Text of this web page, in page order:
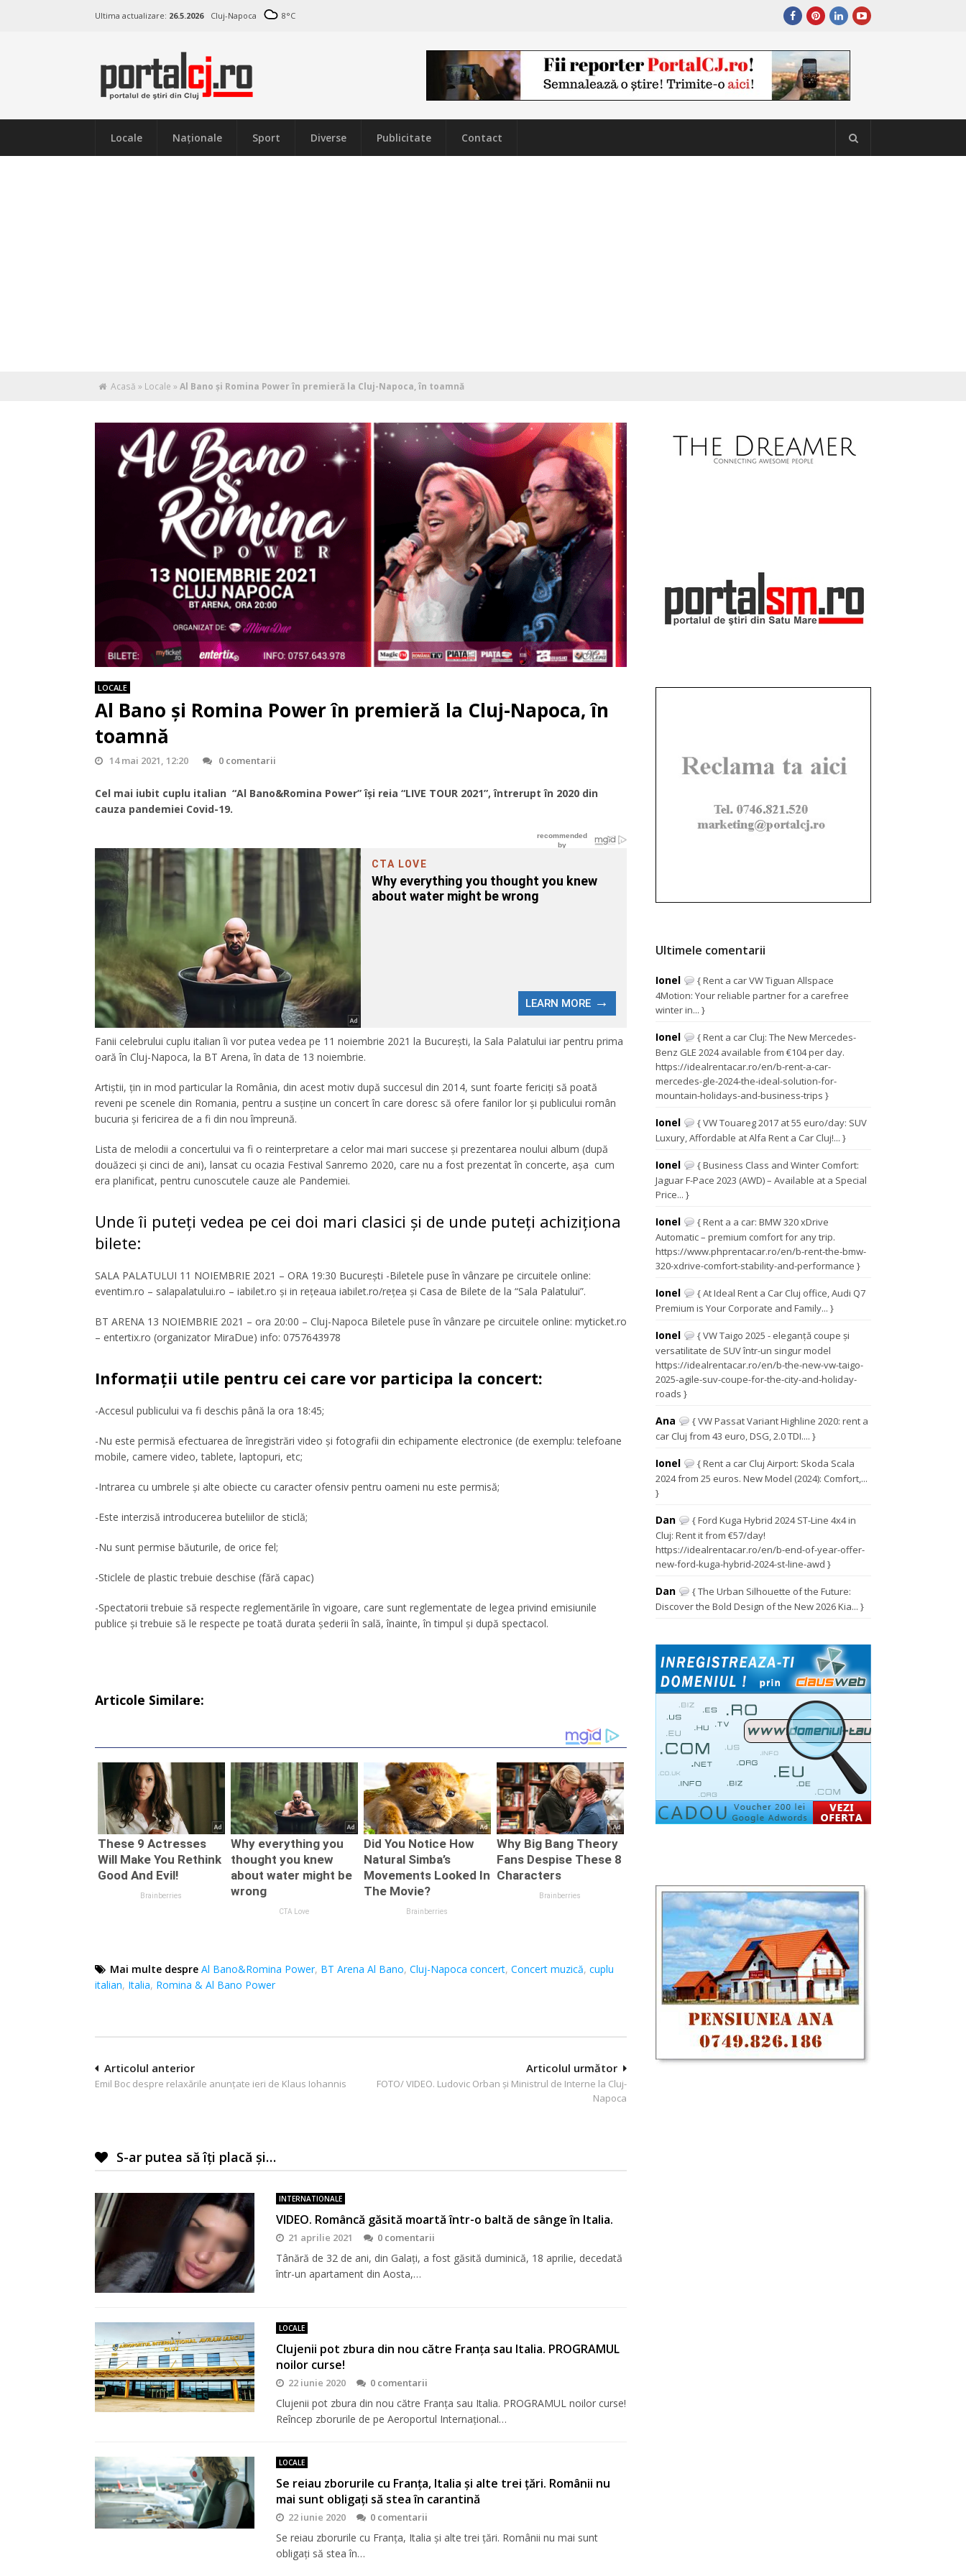
Ultima actualizare: 26.5.2026 Cluj-Napoca 8°C
Locale Naţionale Sport Diverse Publicitate Contact
Acasă » Locale »Al Bano și Romina Power în premieră la Cluj-Napoca, în toamnă
LOCALE
Al Bano și Romina Power în premieră la Cluj-Napoca, în
toamnă
14 mai 2021, 12:20 0 comentarii
Cel mai iubit cuplu italian “Al Bano&Romina Power” își reia “LIVE TOUR 2021”, întrerupt în 2020 din
cauza pandemiei Covid-19.
Fanii celebrului cuplu italian îi vor putea vedea pe 11 noiembrie 2021 la București, la Sala Palatului iar pentru prima
oară în Cluj-Napoca, la BT Arena, în data de 13 noiembrie.
Artiștii, țin in mod particular la România, din acest motiv după succesul din 2014, sunt foarte fericiți să poată
reveni pe scenele din Romania, pentru a susține un concert în care doresc să ofere fanilor lor și publicului român
bucuria și fericirea de a fi din nou împreună.
Lista de melodii a concertului va fi o reinterpretare a celor mai mari succese și prezentarea noului album (după
douăzeci și cinci de ani), lansat cu ocazia Festival Sanremo 2020, care nu a fost prezentat în concerte, așa cum
era planificat, pentru cunoscutele cauze ale Pandemiei.
Unde îi puteți vedea pe cei doi mari clasici și de unde puteți achiziționa
bilete:
SALA PALATULUI 11 NOIEMBRIE 2021 – ORA 19:30 București -Biletele puse în vânzare pe circuitele online:
eventim.ro – salapalatului.ro – iabilet.ro și in rețeaua iabilet.ro/rețea și Casa de Bilete de la “Sala Palatului”.
BT ARENA 13 NOIEMBRIE 2021 – ora 20:00 – Cluj-Napoca Biletele puse în vânzare pe circuitele online: myticket.ro
– entertix.ro (organizator MiraDue) info: 0757643978
Informații utile pentru cei care vor participa la concert:
-Accesul publicului va fi deschis până la ora 18:45;
-Nu este permisă efectuarea de înregistrări video și fotografii din echipamente electronice (de exemplu: telefoane
mobile, camere video, tablete, laptopuri, etc;
-Intrarea cu umbrele și alte obiecte cu caracter ofensiv pentru oameni nu este permisă;
-Este interzisă introducerea buteliilor de sticlă;
-Nu sunt permise băuturile, de orice fel;
-Sticlele de plastic trebuie deschise (fără capac)
-Spectatorii trebuie să respecte reglementările în vigoare, care sunt reglementate de legea privind emisiunile
publice și trebuie să le respecte pe toată durata șederii în sală, înainte, în timpul și după spectacol.
Articole Similare:
Mai multe despre Al Bano&Romina Power, BT Arena Al Bano, Cluj-Napoca concert, Concert muzică, cuplu
italian, Italia, Romina & Al Bano Power
Navigare
în
Articolul următor
FOTO/ VIDEO. Ludovic Orban și Ministrul de Interne la Cluj-
Napoca
Articolul anterior
Emil Boc despre relaxările anunțate ieri de Klaus Iohannis
S-ar putea să îți placă și…
INTERNATIONALE
VIDEO. Româncă găsită moartă într-o baltă de sânge în Italia.
21 aprilie 2021 0 comentarii
Tânără de 32 de ani, din Galați, a fost găsită duminică, 18 aprilie, decedată
într-un apartament din Aosta,…
LOCALE
Clujenii pot zbura din nou către Franța sau Italia. PROGRAMUL
noilor curse!
22 iunie 2020 0 comentarii
Clujenii pot zbura din nou către Franța sau Italia. PROGRAMUL noilor curse!
Reîncep zborurile de pe Aeroportul Internațional…
LOCALE
Se reiau zborurile cu Franța, Italia și alte trei țări. Românii nu
mai sunt obligați să stea în carantină
22 iunie 2020 0 comentarii
Se reiau zborurile cu Franța, Italia și alte trei țări. Românii nu mai sunt
obligați să stea în…
Ultimele comentarii
Ionel
{ Rent a car VW Tiguan Allspace
4Motion: Your reliable partner for a carefree
winter in... }
Ionel
{ Rent a car Cluj: The New Mercedes-
Benz GLE 2024 available from €104 per day.
https://idealrentacar.ro/en/b-rent-a-car-
mercedes-gle-2024-the-ideal-solution-for-
mountain-holidays-and-business-trips }
Ionel
{ VW Touareg 2017 at 55 euro/day: SUV
Luxury, Affordable at Alfa Rent a Car Cluj!... }
Ionel
{ Business Class and Winter Comfort:
Jaguar F-Pace 2023 (AWD) – Available at a Special
Price... }
Ionel
{ Rent a a car: BMW 320 xDrive
Automatic – premium comfort for any trip.
https://www.phprentacar.ro/en/b-rent-the-bmw-
320-xdrive-comfort-stability-and-performance }
Ionel
{ At Ideal Rent a Car Cluj office, Audi Q7
Premium is Your Corporate and Family... }
Ionel
{ VW Taigo 2025 - eleganță coupe și
versatilitate de SUV într-un singur model
https://idealrentacar.ro/en/b-the-new-vw-taigo-
2025-agile-suv-coupe-for-the-city-and-holiday-
roads }
Ana
{ VW Passat Variant Highline 2020: rent a
car Cluj from 43 euro, DSG, 2.0 TDI.... }
Ionel
{ Rent a car Cluj Airport: Skoda Scala
2024 from 25 euros. New Model (2024): Comfort,...
}
Dan
{ Ford Kuga Hybrid 2024 ST-Line 4x4 in
Cluj: Rent it from €57/day!
https://idealrentacar.ro/en/b-end-of-year-offer-
new-ford-kuga-hybrid-2024-st-line-awd }
Dan
{ The Urban Silhouette of the Future:
Discover the Bold Design of the New 2026 Kia... }